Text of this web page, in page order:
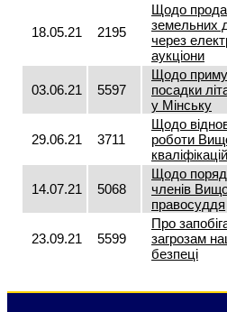
18.05.21 2195
Щодо
земельних
через
аукціони
03.06.21 5597
Щодо
посадки
у Мінську
29.06.21 3711
Щодо
роботи
14.07.21 5068
Щодо
членів
правосуддя
23.09.21 5599
Про
загрозам
безпеці